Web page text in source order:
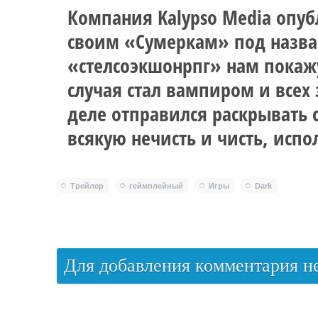
Компания Kalypso Media
своим «Сумеркам» под
«стелсоэкшонрпг» нам
случая стал вампиром и
деле отправился
всякую нечисть и чисть,
Трейлер геймплейный Игры Dark
Для добавления комментария